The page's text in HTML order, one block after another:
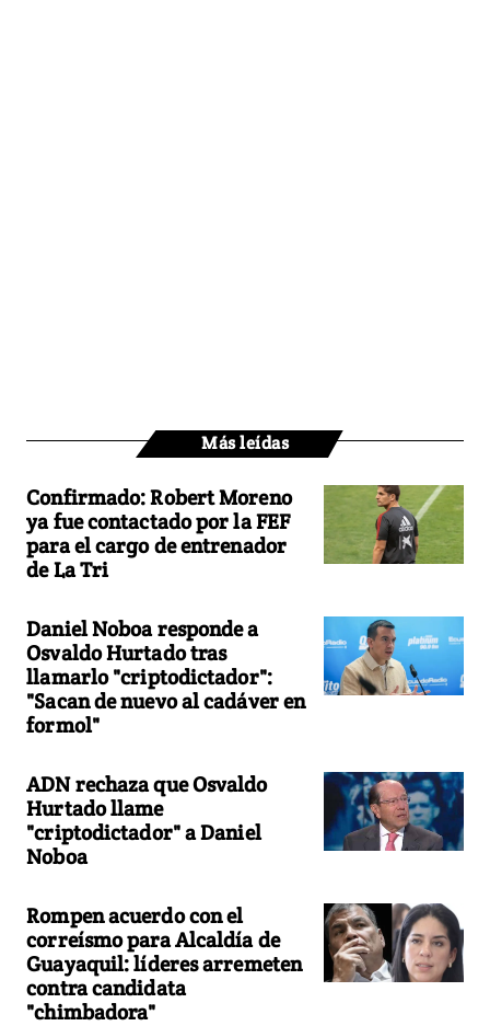
Más leídas
Confirmado: Robert Moreno
ya fue contactado por la FEF
para el cargo de entrenador
de La Tri
Daniel Noboa responde a
Osvaldo Hurtado tras
llamarlo "criptodictador":
"Sacan de nuevo al cadáver en
formol"
ADN rechaza que Osvaldo
Hurtado llame
"criptodictador" a Daniel
Noboa
Rompen acuerdo con el
correísmo para Alcaldía de
Guayaquil: líderes arremeten
contra candidata
"chimbadora"